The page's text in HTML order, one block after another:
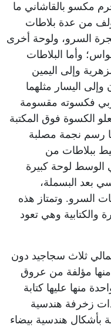
مكسو بالقاشاني ما
من عدة بلاطات
السرو، ولوحة أخرى
وأما البلاطات
وإلى اليمين
اليسار مثلهما
فكسوته مقسومة
الكسوة فوق المكتبة
رسم نجمة مصلبة
ببلاطات من
الوسط لوحة كبيرة
بعد البسملة،
السرو. وتمتاز هذه
والكتابية وهي تعود
ثلاث سجاجيد دون
منها مؤلفة من عروق
القرنفل وعدد بلاطاتها 35، واحدة منها عليها كتابة
مؤلفة من 35 بلاطة ذات زخرفة هندسية
بأشكال هندسية بيضاء